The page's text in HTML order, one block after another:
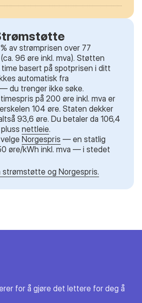
av strømprisen over 77
96 øre inkl. mva). Støtten
basert på spotprisen i ditt
automatisk fra
du trenger ikke søke.
på 200 øre inkl. mva er
104 øre. Staten dekker
93,6 øre. Du betaler da 106,4
nettleie.
Norgespris — en statlig
øre/kWh inkl. mva — i stedet
strømstøtte og Norgespris.
for å gjøre det lettere for deg å